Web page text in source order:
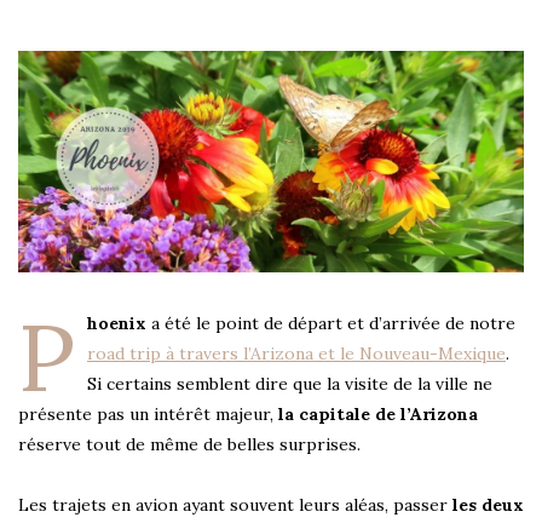
P hoenix a été le point de départ et d’arrivée de notre
road trip à travers l’Arizona et le Nouveau-Mexique.
Si certains semblent dire que la visite de la ville ne
présente pas un intérêt majeur, la capitale de l’Arizona
réserve tout de même de belles surprises.
Les trajets en avion ayant souvent leurs aléas, passer les deux